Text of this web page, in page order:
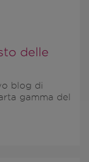
delle
blog di
gamma del